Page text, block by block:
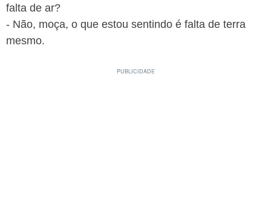
falta de ar?
- Não, moça, o que estou sentindo é falta de terra
mesmo.